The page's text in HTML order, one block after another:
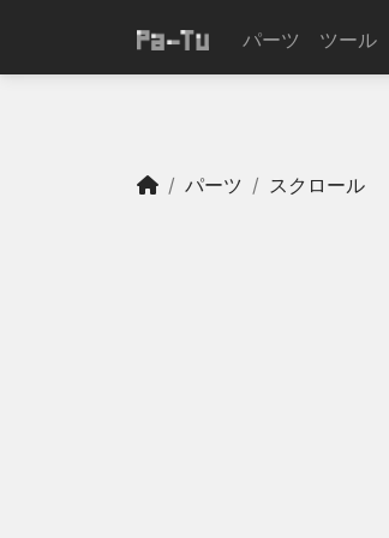
パーツ ツール
パーツ スクロール